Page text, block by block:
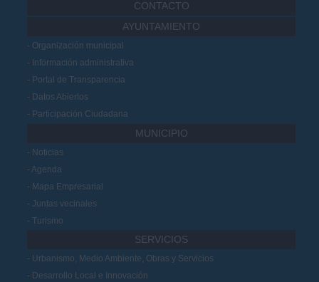
CONTACTO
AYUNTAMIENTO
Organización municipal
Información administrativa
Portal de Transparencia
Datos Abiertos
Participación Ciudadana
MUNICIPIO
Noticias
Agenda
Mapa Empresarial
Juntas vecinales
Turismo
SERVICIOS
Urbanismo, Medio Ambiente, Obras y Servicios
Desarrollo Local e Innovación